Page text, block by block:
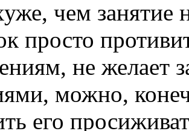
чем
просто
не желает
можно,
его